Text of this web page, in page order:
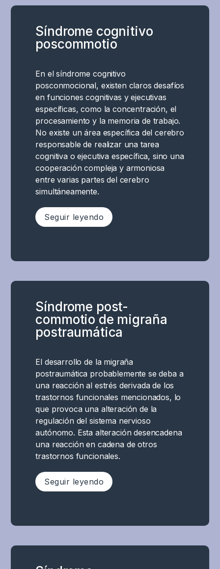
conmoción
y
síndrome
post-
el
sistema
límbico
(el
centro
emocional
y
de
supervivencia
del
cerebro)
puede
verse
deterioro
funcional
en
varias
responsables
de
las
funciones
límbicas,
incluyendo
áreas
llamadas
amígdala,
y
corteza
que
Síndrome cognitivo
poscommotio
En el síndrome cognitivo
posconmocional, existen claros desafíos
en funciones cognitivas y ejecutivas
específicas, como la concentración, el
procesamiento y la memoria de trabajo.
No existe un área específica del cerebro
responsable de realizar una tarea
cognitiva o ejecutiva específica, sino una
cooperación compleja y armoniosa
entre varias partes del cerebro
simultáneamente.
Seguir leyendo
el
cognitivo
existen
claros
desafíos
en
cognitivas
y
ejecutivas
específicas.
Entre
ellas,
la
concentración,
el
procesamiento
y
una
Síndrome post-
commotio de migraña
postraumática
El desarrollo de la migraña
postraumática probablemente se deba a
una reacción al estrés derivada de los
trastornos funcionales mencionados, lo
que provoca una alteración de la
regulación del sistema nervioso
autónomo. Esta alteración desencadena
una reacción en cadena de otros
trastornos funcionales.
Seguir leyendo
desarrollo
la